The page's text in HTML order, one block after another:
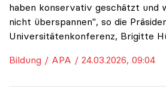
haben konservativ geschätzt und
nicht überspannen", so die
Universitätenkonferenz, Brigitte
Bildung / APA / 24.03.2026, 09:04